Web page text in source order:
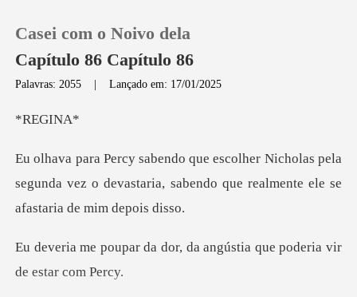
Loja
Histórico
Casei com o Noivo dela
Capítulo 86 Capítulo 86
Palavras: 2055 |Lançado em: 17/01/2025
EG
las pela
segunda vez o devastaria, sabendo que
or, da angústia que poder